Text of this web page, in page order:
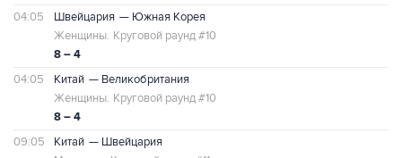
04:05 Швейцария — Южная Корея
8 – 4
Женщины. Круговой раунд #10
04:05 Китай — Великобритания
8 – 4
Женщины. Круговой раунд #10
09:05 Китай — Швейцария